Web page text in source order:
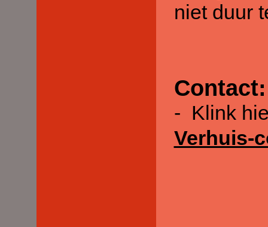
niet duur
Contact:
- Klink
Verhuis-